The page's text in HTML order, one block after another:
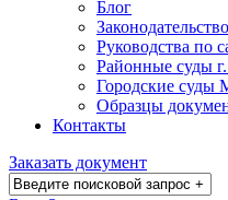
Блог
Руководства по
Районные суды
Городские суды
Образцы
Контакты
Заказать документ